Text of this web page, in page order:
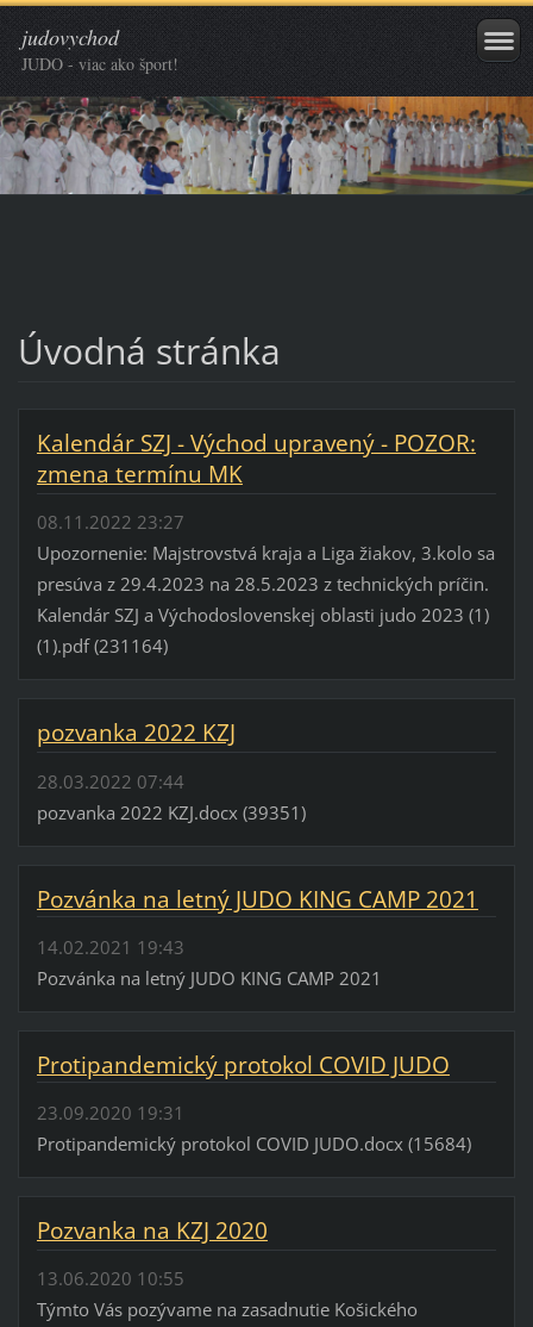
judovychod
JUDO - viac ako šport!
Úvodná stránka
Kalendár SZJ - Východ upravený - POZOR:
zmena termínu MK
08.11.2022 23:27
Upozornenie: Majstrovstvá kraja a Liga žiakov, 3.kolo sa
presúva z 29.4.2023 na 28.5.2023 z technických príčin.
Kalendár SZJ a Východoslovenskej oblasti judo 2023 (1)
(1).pdf (231164)
pozvanka 2022 KZJ
28.03.2022 07:44
pozvanka 2022 KZJ.docx (39351)
Pozvánka na letný JUDO KING CAMP 2021
14.02.2021 19:43
Pozvánka na letný JUDO KING CAMP 2021
Protipandemický protokol COVID JUDO
23.09.2020 19:31
Protipandemický protokol COVID JUDO.docx (15684)
Pozvanka na KZJ 2020
13.06.2020 10:55
Týmto Vás pozývame na zasadnutie Košického